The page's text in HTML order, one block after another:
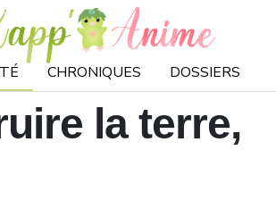
CHRONIQUES DOSSIERS
la terre,